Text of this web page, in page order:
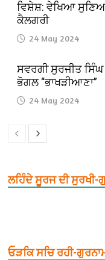
ਵਿਸ਼ੇਸ਼: ਵੇਖਿਆ
ਕੈਲਗਰੀ
24 May 2024
ਸਵਰਗੀ ਸੁਰਜੀਤ
ਭੋਗਲ “ਭਾਖੜੀਆਣਾ”
24 May 2024
ਲਹਿੰਦੇ ਸੂਰਜ ਦੀ ਸੁਰਖੀ-
ਓੜਕਿ ਸਚਿ ਰਹੀ-